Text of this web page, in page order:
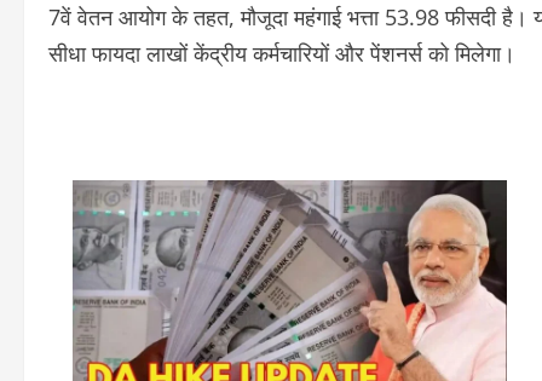
7वें वेतन आयोग के तहत, मौजूदा महंगाई भत्ता 53.98 फीसदी है।
सीधा फायदा लाखों केंद्रीय कर्मचारियों और पेंशनर्स को मिलेगा।